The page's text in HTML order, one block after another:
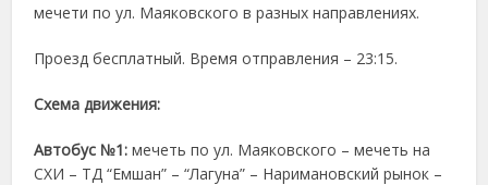
мечети по ул. Маяковского в разных направлениях.
Проезд бесплатный. Время отправления – 23:15.
Схема движения:
Автобус №1: мечеть по ул. Маяковского – мечеть на
СХИ – ТД “Емшан” – “Лагуна” – Наримановский рынок –